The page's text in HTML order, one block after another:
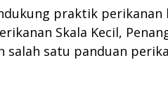
praktik perikanan
Skala Kecil,
salah satu panduan